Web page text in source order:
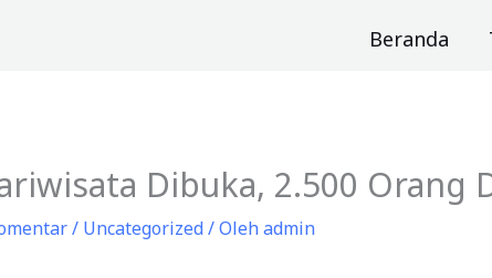
Beranda
Dibuka, 2.500 Orang
/ Uncategorized/ Olehadmin